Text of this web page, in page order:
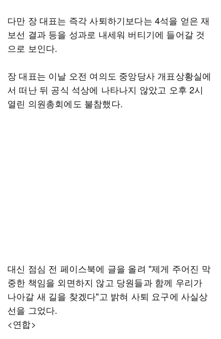
다만 장 대표는 즉각 사퇴하기보다는 4석을 얻은 재
보선 결과 등을 성과로 내세워 버티기에 들어갈 것
으로 보인다.
장 대표는 이날 오전 여의도 중앙당사 개표상황실에
서 떠난 뒤 공식 석상에 나타나지 않았고 오후 2시
열린 의원총회에도 불참했다.
대신 점심 전 페이스북에 글을 올려 "제게 주어진 막
중한 책임을 외면하지 않고 당원들과 함께 우리가
나아갈 새 길을 찾겠다"고 밝혀 사퇴 요구에 사실상
선을 그었다.
<연합>